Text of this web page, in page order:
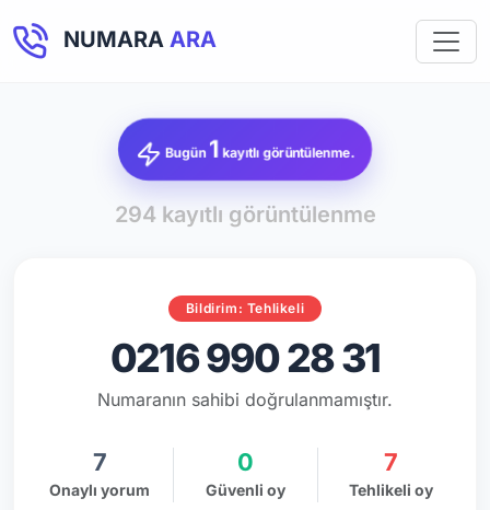
NUMARA ARA
Bugün 1 kayıtlı görüntülenme.
294 kayıtlı görüntülenme
Bildirim: Tehlikeli
0216 990 28 31
Numaranın sahibi doğrulanmamıştır.
7
Onaylı yorum
0
Güvenli oy
7
Tehlikeli oy